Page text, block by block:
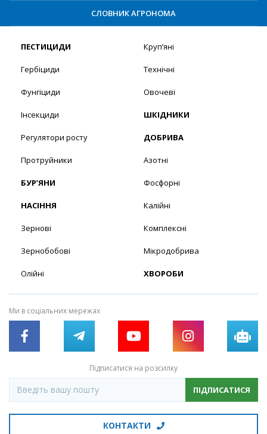
СЛОВНИК АГРОНОМА
ПЕСТИЦИДИ
Гербіциди
Фунгіциди
Інсекциди
Регулятори росту
Протруйники
БУР’ЯНИ
НАСІННЯ
Зернові
Зернобобові
Олійні
Круп’яні
Технічні
Овочеві
ШКІДНИКИ
ДОБРИВА
Азотні
Фосфорні
Калійні
Комплексні
Мікродобрива
ХВОРОБИ
Ми в соціальних мережах
Підписатися на розсилку
ПІДПИСАТИСЯ
КОНТАКТИ